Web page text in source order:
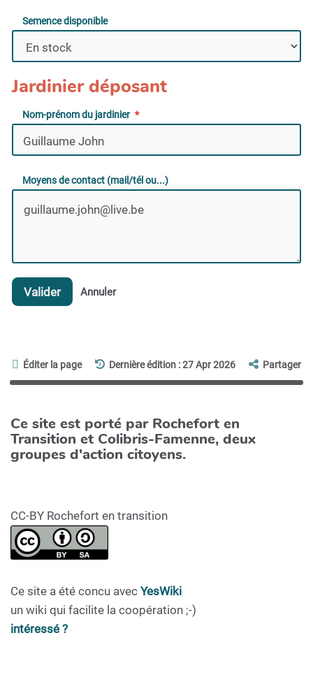
Semence disponible
Jardinier déposant
Nom-prénom du jardinier
Moyens de contact (mail/tél ou...)
Valider Annuler
Éditer la page Dernière édition : 27 Apr 2026 Partager
Ce site est porté par Rochefort en
Transition et Colibris-Famenne, deux
groupes d'action citoyens.
CC-BY Rochefort en transition
Ce site a été concu avec YesWiki
un wiki qui facilite la coopération ;-)
intéressé ?